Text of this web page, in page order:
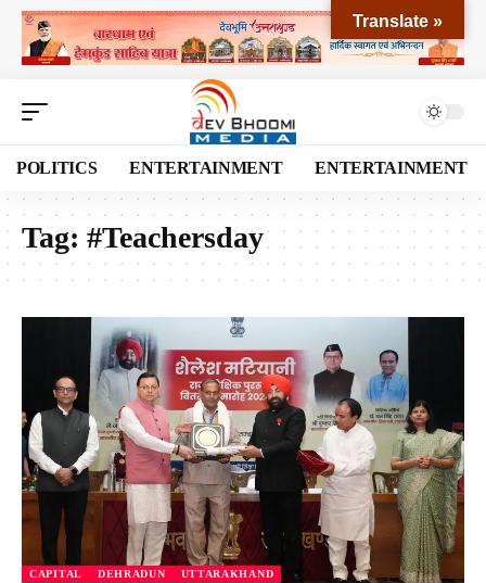
POLITICS ENTERTAINMENT ENTERTAINMENT
Tag: #Teachersday
CAPITAL DEHRADUN UTTARAKHAND
Translate »